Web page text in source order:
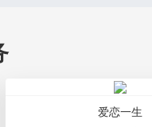
爱恋一生